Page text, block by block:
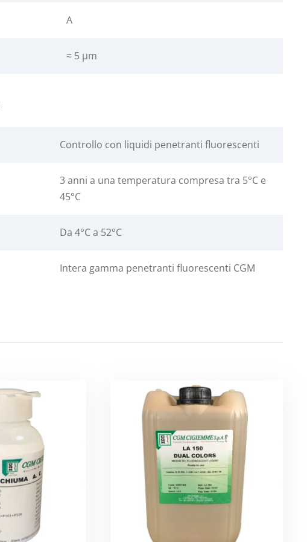
A
≈ 5 μm
Controllo con liquidi penetranti fluorescenti
3 anni a una temperatura compresa tra 5°C e
45°C
Da 4°C a 52°C
Intera gamma penetranti fluorescenti CGM